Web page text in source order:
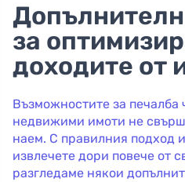
за
доходите от
Възможностите за печалба
недвижими имоти не
наем. С правилния подход
извлечете дори повече от
разгледаме някои